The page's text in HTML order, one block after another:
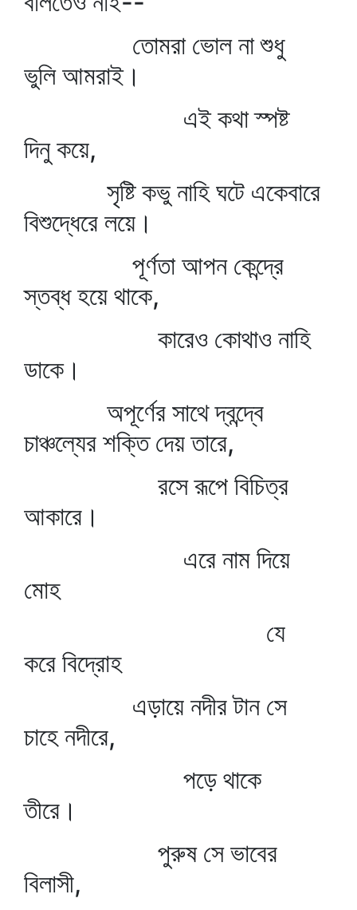
তোমরা ভোল না শুধু
ভুলি আমরাই।
এই কথা স্পষ্ট
দিনু কয়ে,
সৃষ্টি কভু নাহি ঘটে একেবারে
বিশুদ্ধেরে লয়ে।
পূর্ণতা আপন কেন্দ্রে
স্তব্ধ হয়ে থাকে,
কারেও কোথাও নাহি
ডাকে।
অপূর্ণের সাথে দ্বন্দ্বে
চাঞ্চল্যের শক্তি দেয় তারে,
রসে রূপে বিচিত্র
আকারে।
এরে নাম দিয়ে
মোহ
যে
করে বিদ্রোহ
এড়ায়ে নদীর টান সে
চাহে নদীরে,
পড়ে থাকে
তীরে।
পুরুষ সে ভাবের
বিলাসী,